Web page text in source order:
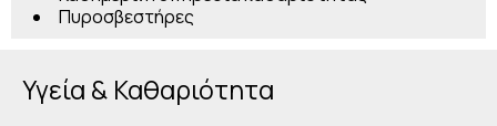
Πυροσβεστήρες
Υγεία & Καθαριότητα